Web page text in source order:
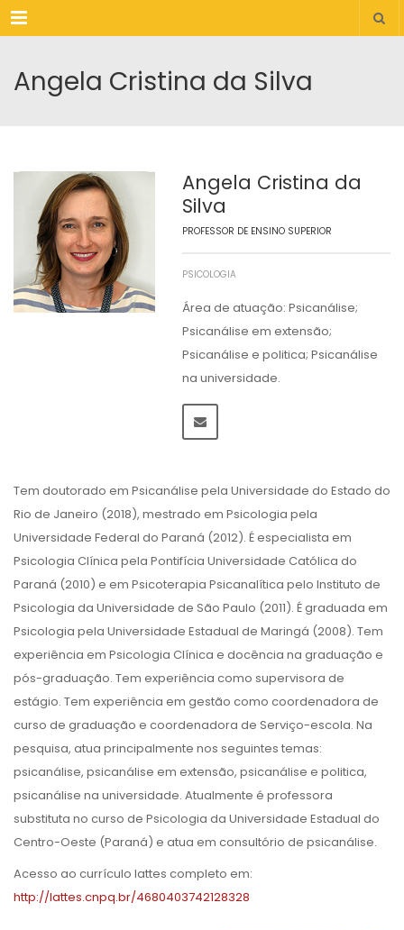
Menu
Angela Cristina da Silva
Angela Cristina da
Silva
PROFESSOR DE ENSINO SUPERIOR
PSICOLOGIA
Área de atuação: Psicanálise;
Psicanálise em extensão;
Psicanálise e politica; Psicanálise
na universidade.
Tem doutorado em Psicanálise pela Universidade do Estado do
Rio de Janeiro (2018), mestrado em Psicologia pela
Universidade Federal do Paraná (2012). É especialista em
Psicologia Clínica pela Pontifícia Universidade Católica do
Paraná (2010) e em Psicoterapia Psicanalítica pelo Instituto de
Psicologia da Universidade de São Paulo (2011). É graduada em
Psicologia pela Universidade Estadual de Maringá (2008). Tem
experiência em Psicologia Clínica e docência na graduação e
pós-graduação. Tem experiência como supervisora de
estágio. Tem experiência em gestão como coordenadora de
curso de graduação e coordenadora de Serviço-escola. Na
pesquisa, atua principalmente nos seguintes temas:
psicanálise, psicanálise em extensão, psicanálise e politica,
psicanálise na universidade. Atualmente é professora
substituta no curso de Psicologia da Universidade Estadual do
Centro-Oeste (Paraná) e atua em consultório de psicanálise.
Acesso ao currículo lattes completo em:
http://lattes.cnpq.br/4680403742128328